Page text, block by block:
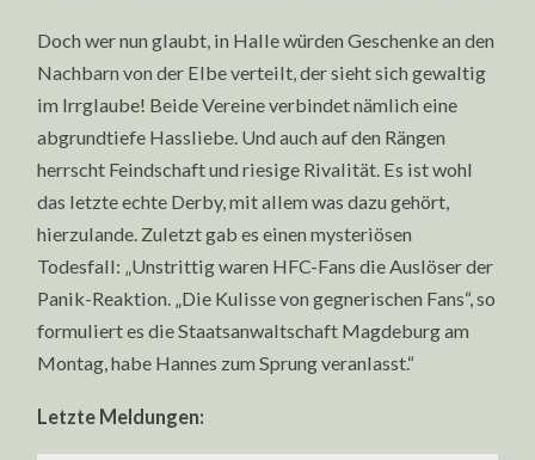
Doch wer nun glaubt, in Halle würden Geschenke an den
Nachbarn von der Elbe verteilt, der sieht sich gewaltig
im Irrglaube! Beide Vereine verbindet nämlich eine
abgrundtiefe Hassliebe. Und auch auf den Rängen
herrscht Feindschaft und riesige Rivalität. Es ist wohl
das letzte echte Derby, mit allem was dazu gehört,
hierzulande. Zuletzt gab es einen mysteriösen
Todesfall: „Unstrittig waren HFC-Fans die Auslöser der
Panik-Reaktion. „Die Kulisse von gegnerischen Fans“, so
formuliert es die Staatsanwaltschaft Magdeburg am
Montag, habe Hannes zum Sprung veranlasst.“
Letzte Meldungen: